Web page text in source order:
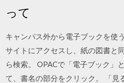
って
キャンパス外から電子ブックを使
サイトにアクセスし、紙の図書と
ら検索。 OPACで「電子ブック」
て、書名の部分をクリック。 「見